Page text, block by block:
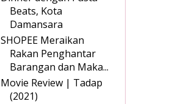
Beats, Kota
Damansara
SHOPEE Meraikan
Rakan Penghantar
Barangan dan Maka...
Movie Review | Tadap
(2021)